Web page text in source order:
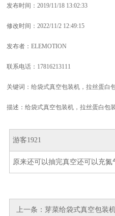
发布时间：2019/11/18 13:02:33
修改时间：2022/11/2 12:49:15
发布者：ELEMOTION
联系电话：17816213111
关键词：给袋式真空包装机，拉丝蛋白
描述：给袋式真空包装机，拉丝蛋白包
游客1921
原来还可以抽完真空还可以充氮
上一条： 芽菜给袋式真空包装机